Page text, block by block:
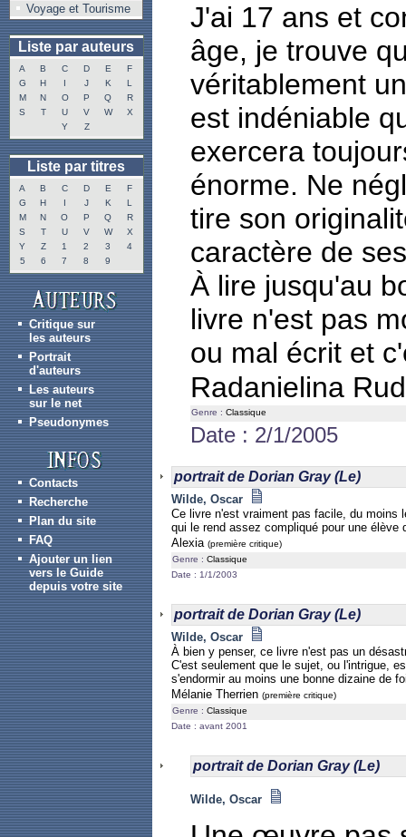
Voyage et Tourisme
Liste par auteurs
A B C D E
F
G
H I J K
L
M
N O P Q
R
S
T U V W
X
Y
Z
Liste par titres
A B C D E
F
G
H I J K
L
M
N O P Q
R
S
T U V W
X
Y
Z 1 2 3
4
5
6 7 8 9
Critique sur
les auteurs
Portrait
d'auteurs
Les auteurs
sur le net
Pseudonymes
Contacts
Recherche
Plan du site
FAQ
Ajouter un lien
vers le Guide
depuis votre site
J'ai 17 ans et
âge, je trouve
véritablement
est indéniable
exercera
énorme. Ne
tire son
caractère de
À lire jusqu'au
livre n'est pas
ou mal écrit et
Radanielina
Genre : Classique
Date : 2/1/2005
portrait de Dorian Gray (Le)
Wilde, Oscar
Ce livre n'est vraiment pas facile, du moins
qui le rend assez compliqué pour une
Alexia (première critique)
Genre : Classique
Date : 1/1/2003
portrait de Dorian Gray (Le)
Wilde, Oscar
À bien y penser, ce livre n'est pas un
C'est seulement que le sujet, ou l'intrigue,
s'endormir au moins une bonne dizaine de
Mélanie Therrien (première critique)
Genre : Classique
Date : avant 2001
portrait de Dorian Gray (Le)
Wilde, Oscar